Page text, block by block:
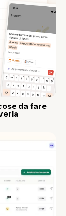
da fare